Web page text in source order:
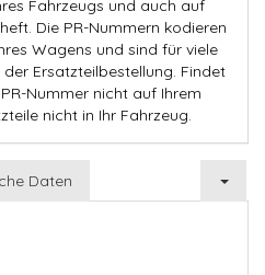
Fahrzeugs und auch auf
Die PR-Nummern kodieren
Wagens und sind für viele
Ersatzteilbestellung. Findet
Nummer nicht auf Ihrem
nicht in Ihr Fahrzeug.
Daten